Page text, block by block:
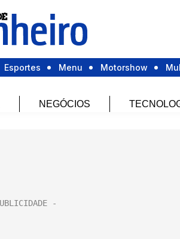
Esportes Menu Motorshow
NEGÓCIOS